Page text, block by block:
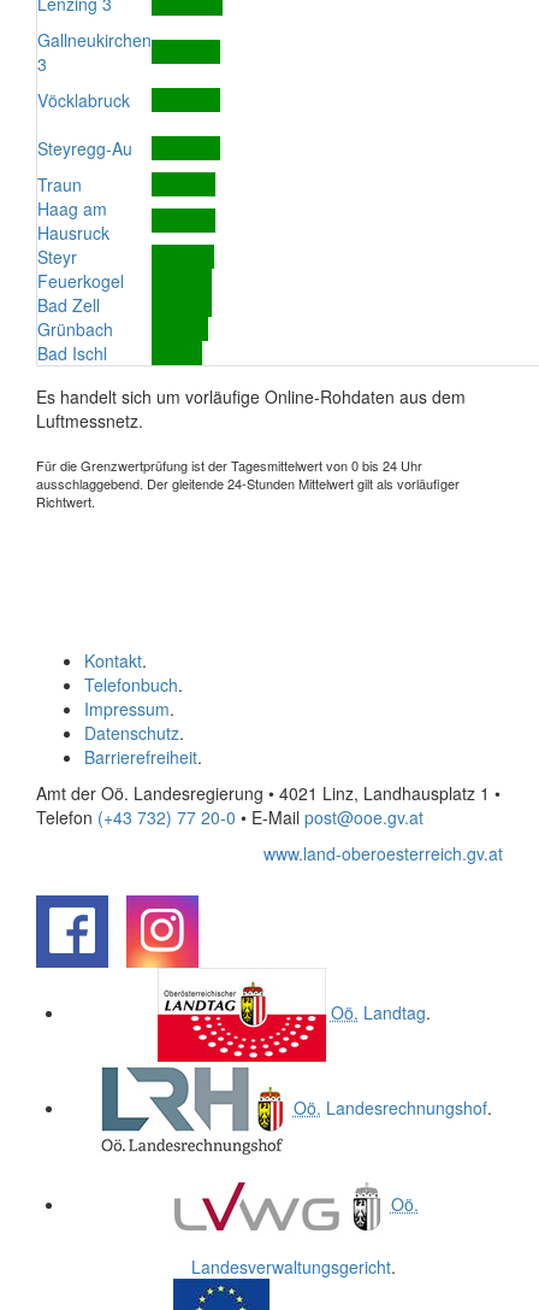
Gallneukirchen
3
Vöcklabruck
Steyregg-Au
Traun
Haag am
Hausruck
Steyr
Feuerkogel
Bad Zell
Grünbach
Bad Ischl
Es handelt sich um vorläufige Online-Rohdaten aus dem
Luftmessnetz.
Für die Grenzwertprüfung ist der Tagesmittelwert von 0 bis 24 Uhr
ausschlaggebend. Der gleitende 24-Stunden Mittelwert gilt als vorläufiger
Richtwert.
Kontakt.
Telefonbuch.
Impressum.
Datenschutz.
Barrierefreiheit.
Amt der Oö. Landesregierung • 4021 Linz, Landhausplatz 1 •
Telefon (+43 732) 77 20-0 • E-Mail post@ooe.gv.at
www.land-oberoesterreich.gv.at
Oö. Landtag.
Oö. Landesrechnungshof.
Oö.
Landesverwaltungsgericht.